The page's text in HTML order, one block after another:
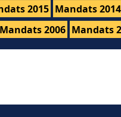
2015 Mandats 2014
Mandats 2006 Mandats